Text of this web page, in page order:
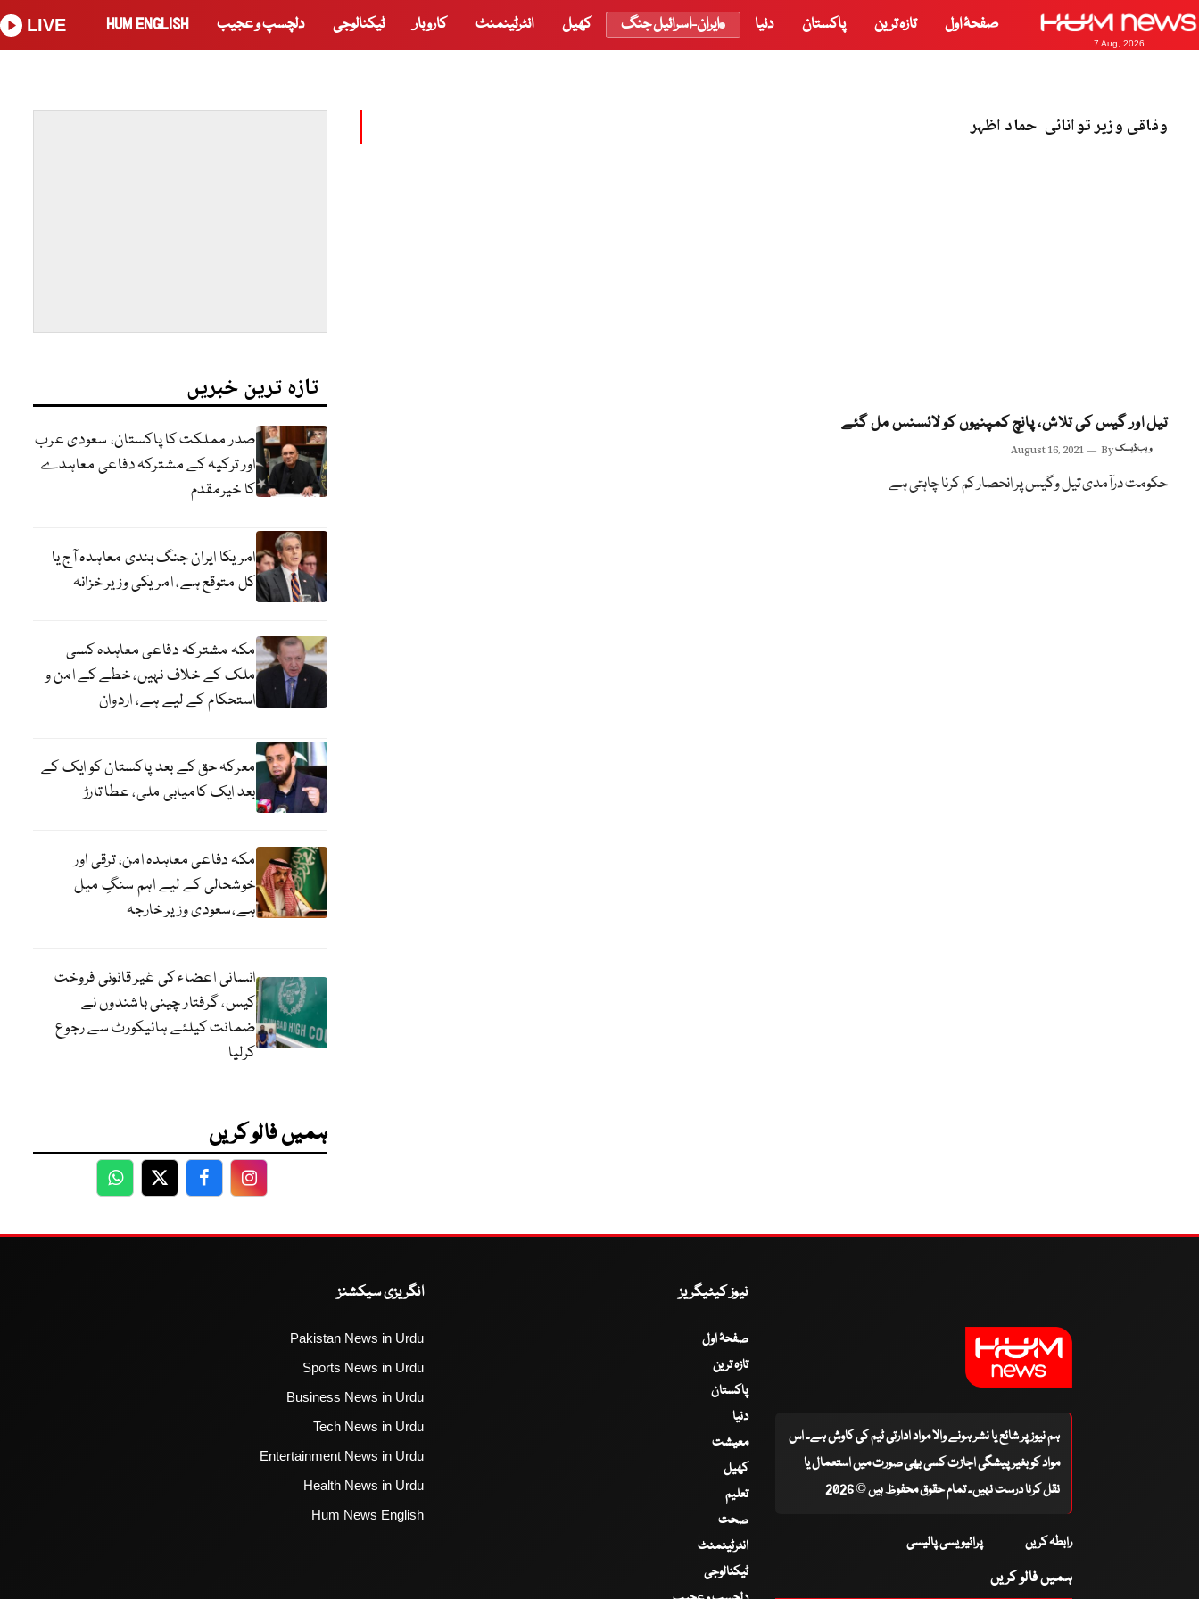
7 Aug, 2026
صفحۂ اول تازہ ترین پاکستان دنیا ایران-اسرائیل جنگ کھیل انٹرٹینمنٹ کاروبار ٹیکنالوجی دلچسپ و عجیب HUM ENGLISH
LIVE
وفاقی وزیر توانائی حماد اظہر
تیل اور گیس کی تلاش، پانچ کمپنیوں کو لائسنس مل گئے
August 16, 2021 Byویب ڈیسک
حکومت درآمدی تیل وگیس پر انحصار کم کرنا چاہتی ہے
تازہ ترین خبریں
صدر مملکت کا پاکستان، سعودی عرب
اور ترکیہ کے مشترکہ دفاعی معاہدے
کا خیرمقدم
امریکا ایران جنگ بندی معاہدہ آج یا
کل متوقع ہے، امریکی وزیر خزانہ
مکہ مشترکہ دفاعی معاہدہ کسی
ملک کے خلاف نہیں، خطے کے امن و
استحکام کے لیے ہے، اردوان
معرکہ حق کے بعد پاکستان کو ایک کے
بعد ایک کامیابی ملی، عطا تارڑ
مکہ دفاعی معاہدہ امن، ترقی اور
خوشحالی کے لیے اہم سنگِ میل
ہے،سعودی وزیر خارجہ
انسانی اعضاء کی غیر قانونی فروخت
کیس، گرفتار چینی باشندوں نے
ضمانت کیلئے ہائیکورٹ سے رجوع
کرلیا
ہمیں فالو کریں
WhatsApp
TwitterFacebookFacebook
ہم نیوز پر شائع یا نشر ہونے والا مواد ادارتی ٹیم کی کاوش ہے۔ اس
مواد کو بغیر پیشگی اجازت کسی بھی صورت میں استعمال یا
نقل کرنا درست نہیں۔ تمام حقوق محفوظ ہیں © 2026
رابطہ کریں پرائیویسی پالیسی
ہمیں فالو کریں
نیوز کیٹیگریز
صفحۂ اول
تازہ ترین
پاکستان
دنیا
معیشت
کھیل
تعلیم
صحت
انٹرٹینمنٹ
ٹیکنالوجی
انگریزی سیکشنز
Pakistan News in Urdu
Sports News in Urdu
Business News in Urdu
Tech News in Urdu
Entertainment News in Urdu
Health News in Urdu
Hum News English